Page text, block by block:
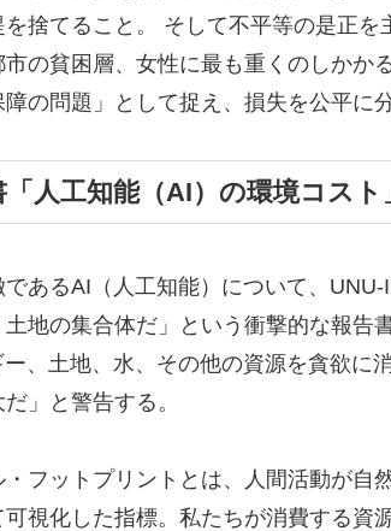
を捨てること。 そして不平等の是正
の貧困層、女性に最も重くのしかか
障の問題」として捉え、損失を公平に
人工知能（AI）の環境コスト
あるAI（人工知能）について、
土地の集合体だ」という衝撃的な報告
ー、土地、水、その他の資源を貪欲に
」と警告する。
・フットプリントとは、人間活動が
視化した指標。私たちが消費する資